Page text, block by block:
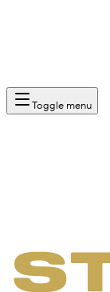
Toggle menu